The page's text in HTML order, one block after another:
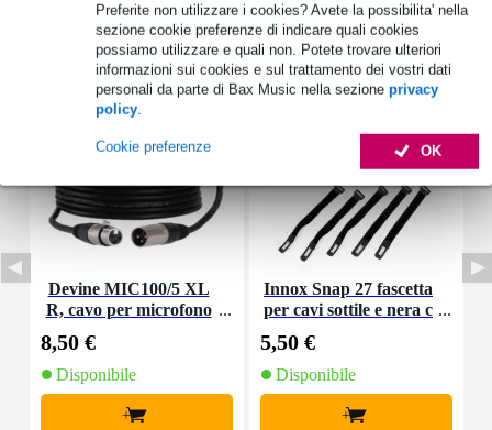
Preferite non utilizzare i cookies? Avete la possibilita' nella
sezione cookie preferenze di indicare quali cookies
possiamo utilizzare e quali non. Potete trovare ulteriori
informazioni sui cookies e sul trattamento dei vostri dati
personali da parte di Bax Music nella sezione privacy
policy.
OK
Cookie preferenze
Accessori (5)
Devine MIC100/5 XL
R, cavo per microfono
8,50 €
Disponibile
+
Innox Snap 27 fascetta
per cavi sottile e nera c
(10 pezzi)
5,50 €
Disponibile
+